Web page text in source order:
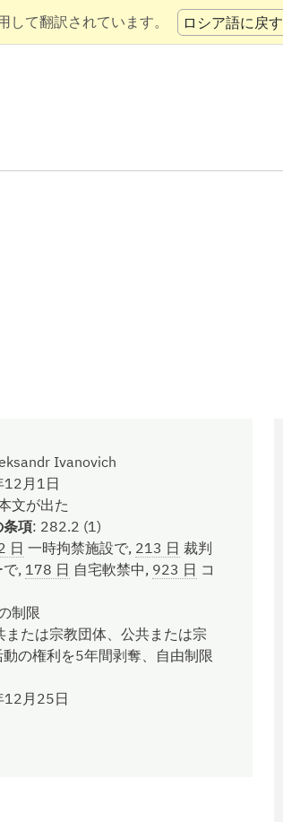
して翻訳されています。 ロシア語に戻す
Ivanovich
月1日
文が出た
条項: 282.2 (1)
日 一時拘禁施設で, 213 日 裁判
, 178 日 自宅軟禁中, 923 日 コ
制限
または宗教団体、公共または宗
の権利を5年間剥奪、自由制限
月25日